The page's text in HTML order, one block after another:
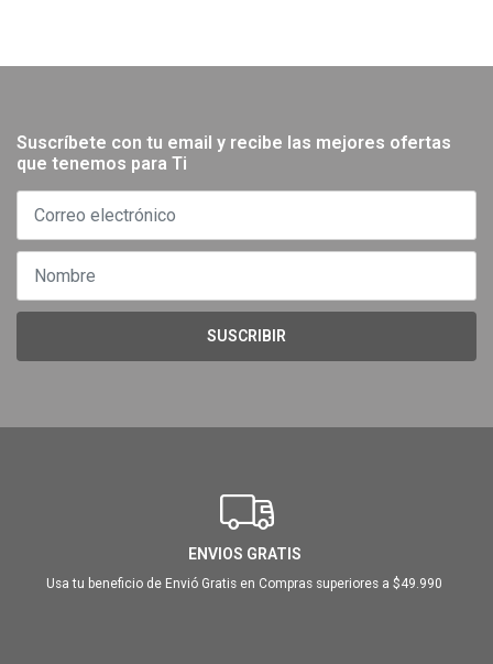
Suscríbete con tu email y recibe las mejores ofertas
que tenemos para Ti
SUSCRIBIR
ENVIOS GRATIS
Usa tu beneficio de Envió Gratis en Compras superiores a $49.990